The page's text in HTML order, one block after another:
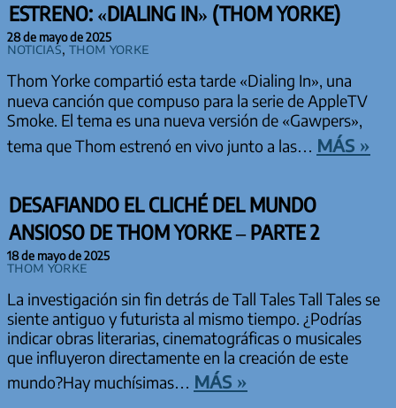
ESTRENO: «DIALING IN» (THOM YORKE)
28 de mayo de 2025
Noticias, Thom Yorke
Thom Yorke compartió esta tarde «Dialing In», una
nueva canción que compuso para la serie de AppleTV
Smoke. El tema es una nueva versión de «Gawpers»,
tema que Thom estrenó en vivo junto a las… más »
DESAFIANDO EL CLICHÉ DEL MUNDO
ANSIOSO DE THOM YORKE – PARTE 2
18 de mayo de 2025
Thom Yorke
La investigación sin fin detrás de Tall Tales Tall Tales se
siente antiguo y futurista al mismo tiempo. ¿Podrías
indicar obras literarias, cinematográficas o musicales
que influyeron directamente en la creación de este
mundo?Hay muchísimas… más »